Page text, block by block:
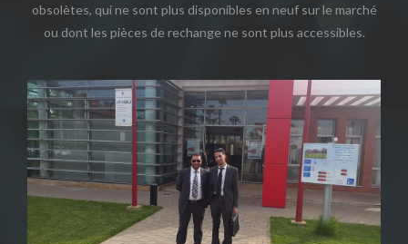
obsolètes, qui ne sont plus disponibles en neuf sur le marché
ou dont les pièces de rechange ne sont plus accessibles.